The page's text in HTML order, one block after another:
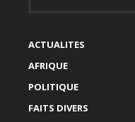
ACTUALITES
AFRIQUE
POLITIQUE
FAITS DIVERS